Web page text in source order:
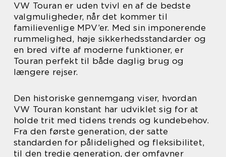
VW Touran er uden tvivl en af de bedste
valgmuligheder, når det kommer til
familievenlige MPV’er. Med sin imponerende
rummelighed, høje sikkerhedsstandarder og
en bred vifte af moderne funktioner, er
Touran perfekt til både daglig brug og
længere rejser.
Den historiske gennemgang viser, hvordan
VW Touran konstant har udviklet sig for at
holde trit med tidens trends og kundebehov.
Fra den første generation, der satte
standarden for pålidelighed og fleksibilitet,
til den tredje generation, der omfavner